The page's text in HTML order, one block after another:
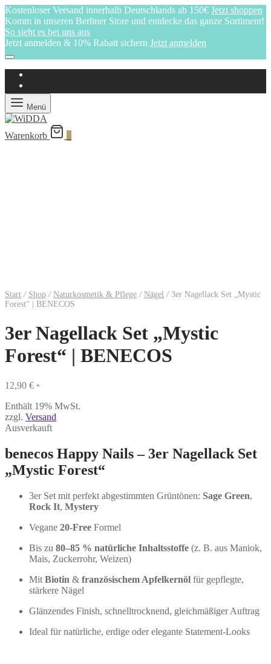
Kostenloser Versand innerhalb Deutschlands ab 150€ Jetzt shoppen
Komm in unseren Berliner Store und entdecke das ganze Sortiment!
So sieht es bei uns aus
Jetzt anmelden & 10% Rabatt sichern Jetzt anmelden
Menü
Warenkorb
Start / Shop / Naturkosmetik & Pflege / Nägel /3er Nagellack Set „Mystic
Forest“ | BENECOS
3er Nagellack Set „Mystic
Forest“ | BENECOS
12,90 € *
Enthält 19% MwSt.
zzgl. Versand
Ausverkauft
benecos Happy Nails – 3er Nagellack Set
„Mystic Forest“
3er Set mit perfekt abgestimmten Grüntönen: Sage Green,
Rock It, Mystery
Vegane 20-Free Formel
Bis zu 80–85 % natürliche Inhaltsstoffe (z. B. aus Maniok,
Mais, Zuckerrohr, Weizen)
Mit Biotin & französischem Apfelkernöl für gepflegte,
stärkere Nägel
Glänzendes Finish, schnelltrocknend, gleichmäßiger Auftrag
Ideal für natürliche, erdige oder elegante Statement-Looks